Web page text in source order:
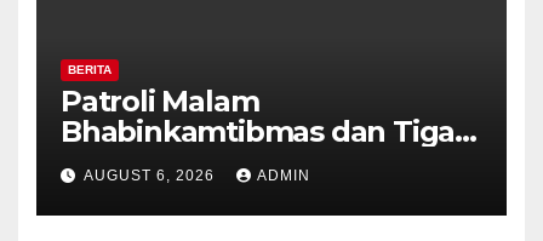
BERITA
Patroli Malam
Bhabinkamtibmas dan Tiga
Pilar Kelurahan Ungaran
Perkuat Kamtibmas, Warga
Diajak Aktifkan Ronda
AUGUST 6, 2026 ADMIN